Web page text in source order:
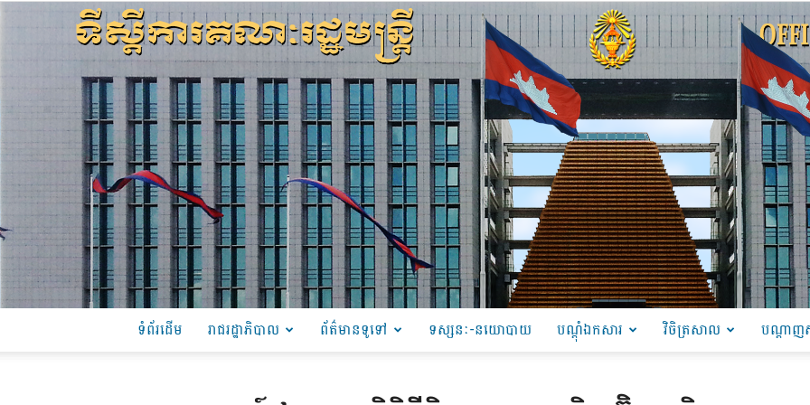
ទំព័រដើម រាជរដ្ឋាភិបាល ព័ត៌មានទូទៅ ទស្សនៈ-នយោបាយ បណ្ដុំឯកសារ វិចិត្រសាល បណ្តាញ